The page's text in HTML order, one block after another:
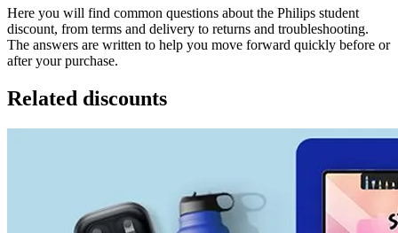
Here you will find common questions about the Philips student
discount, from terms and delivery to returns and troubleshooting.
The answers are written to help you move forward quickly before or
after your purchase.
Related discounts